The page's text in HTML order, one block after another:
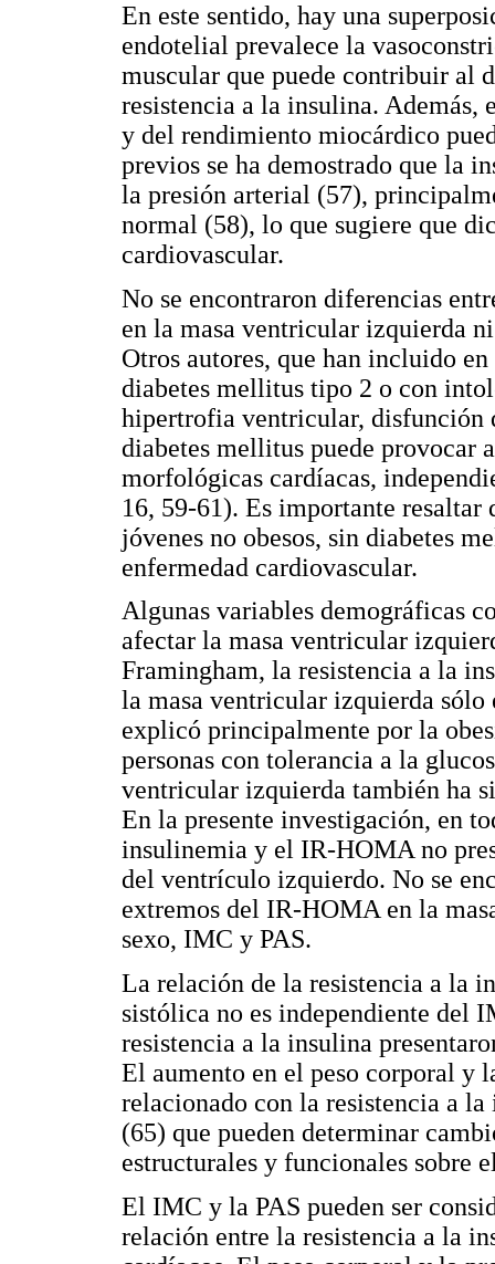
En este sentido, hay una
endotelial prevalece la
muscular que puede contribuir al
resistencia a la insulina.
y del rendimiento miocárdico
previos se ha demostrado que la
la presión arterial (57),
normal (58), lo que sugiere que
cardiovascular.
No se encontraron diferencias
en la masa ventricular izquierda
Otros autores, que han incluido en
diabetes mellitus tipo 2 o con
hipertrofia ventricular, disfunción
diabetes mellitus puede provocar
morfológicas cardíacas,
16, 59-61). Es importante resaltar
jóvenes no obesos, sin diabetes
enfermedad cardiovascular.
Algunas variables demográficas
afectar la masa ventricular
Framingham, la resistencia a la
la masa ventricular izquierda sólo
explicó principalmente por la
personas con tolerancia a la
ventricular izquierda también ha
En la presente investigación, en
insulinemia y el IR-HOMA no
del ventrículo izquierdo. No se
extremos del IR-HOMA en la
sexo, IMC y PAS.
La relación de la resistencia a la
sistólica no es independiente del
resistencia a la insulina
El aumento en el peso corporal y
relacionado con la resistencia a
(65) que pueden determinar
estructurales y funcionales sobre
El IMC y la PAS pueden ser
relación entre la resistencia a la